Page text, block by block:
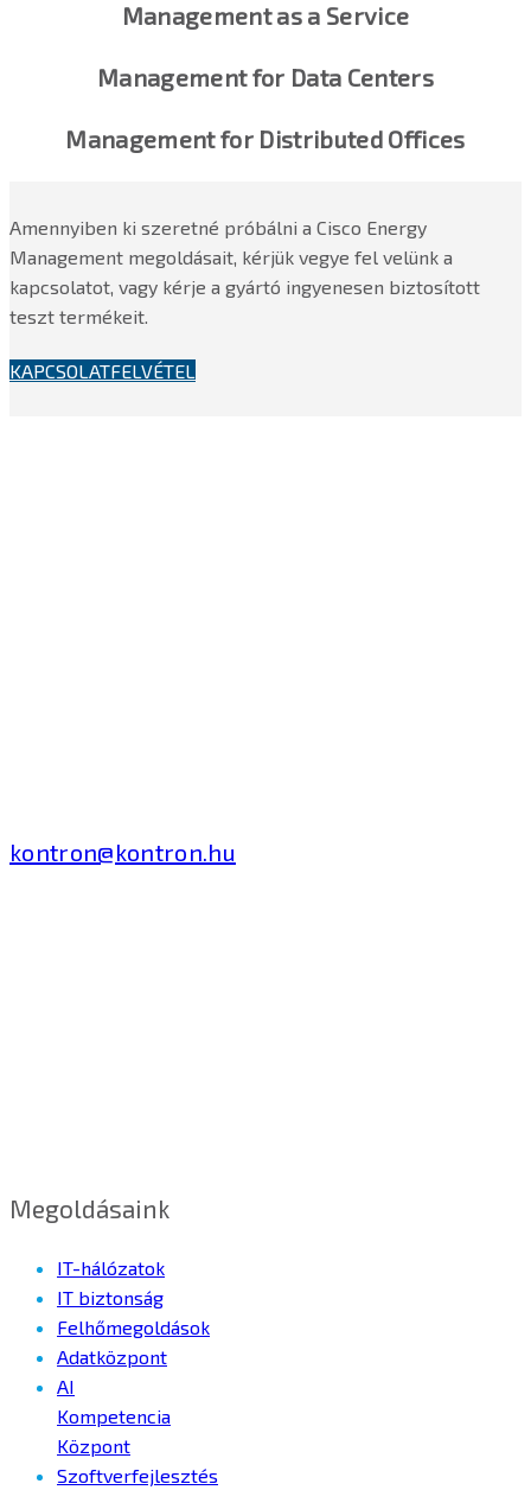
Management as a Service
Management for Data Centers
Management for Distributed Offices
Amennyiben ki szeretné próbálni a Cisco Energy
Management megoldásait, kérjük vegye fel velünk a
kapcsolatot, vagy kérje a gyártó ingyenesen biztosított
teszt termékeit.
KAPCSOLATFELVÉTEL
kontron@kontron.hu
Megoldásaink
IT-hálózatok
IT biztonság
Felhőmegoldások
Adatközpont
AI
Kompetencia
Központ
Szoftverfejlesztés